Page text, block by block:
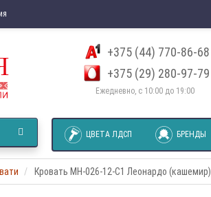
+375 (44) 770-86-68
+375 (29) 280-97-79
Ежедневно, с 10:00 до 19:00
ЦВЕТА ЛДСП БРЕНДЫ
Кровать МН-026-12-C1 Леонардо (кашемир)